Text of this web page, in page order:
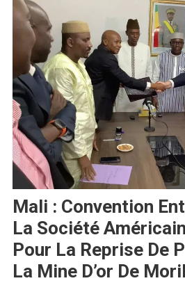
Mali : Convention
La Société
Pour La Reprise De
La Mine D’or De